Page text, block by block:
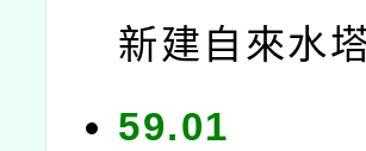
新建自來水
59.01